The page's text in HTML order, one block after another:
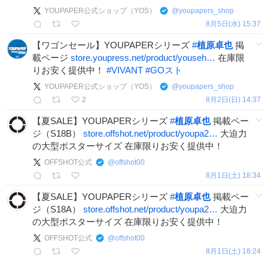
YOUPAPER公式ショップ（YOS） @youpapers_shop
8月5日(水) 15:37
【ワゴンセール】YOUPAPERシリーズ #植原卓也掲
載ページ store.youpress.net/product/youseh… 在庫限
りお安く提供中！ #VIVANT #GOスト
YOUPAPER公式ショップ（YOS） @youpapers_shop
2
8月2日(日) 14:37
【夏SALE】YOUPAPERシリーズ #植原卓也掲載ペー
ジ（S18B） store.offshot.net/product/youpa2… 大迫力
の大型ポスターサイズ 在庫限りお安く提供中！
OFFSHOT公式 @offshot00
8月1日(土) 18:34
【夏SALE】YOUPAPERシリーズ #植原卓也掲載ペー
ジ（S18A） store.offshot.net/product/youpa2… 大迫力
の大型ポスターサイズ 在庫限りお安く提供中！
OFFSHOT公式 @offshot00
8月1日(土) 18:24